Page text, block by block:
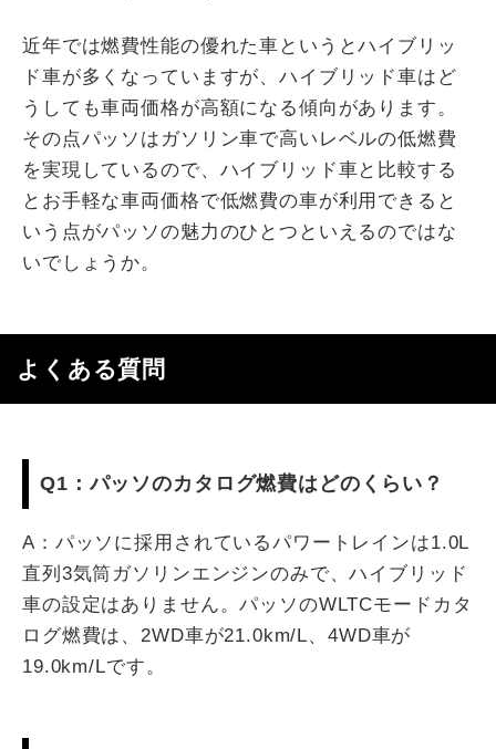
近年では燃費性能の優れた車というとハイブリッ
ド車が多くなっていますが、ハイブリッド車はど
うしても車両価格が高額になる傾向があります。
その点パッソはガソリン車で高いレベルの低燃費
を実現しているので、ハイブリッド車と比較する
とお手軽な車両価格で低燃費の車が利用できると
いう点がパッソの魅力のひとつといえるのではな
いでしょうか。
よくある質問
Q1：パッソのカタログ燃費はどのくらい？
A：パッソに採用されているパワートレインは1.0L
直列3気筒ガソリンエンジンのみで、ハイブリッド
車の設定はありません。パッソのWLTCモードカタ
ログ燃費は、2WD車が21.0km/L、4WD車が
19.0km/Lです。